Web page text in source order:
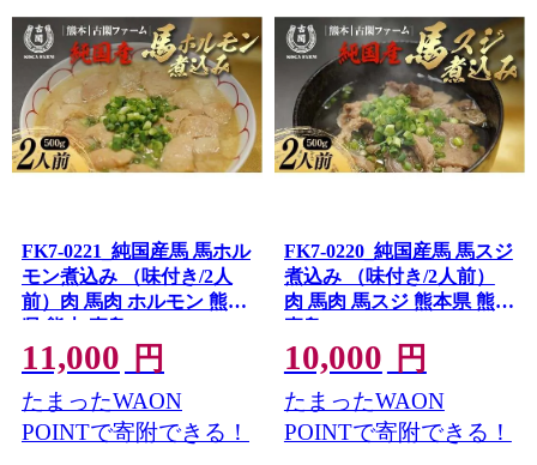
FK7-0221_純国産馬 馬ホル
モン煮込み （味付き/2人
前）肉 馬肉 ホルモン 熊本
県 熊本 嘉島
11,000 円
たまったWAON
POINTで寄附できる！
FK7-0220_純国産馬 馬スジ
煮込み （味付き/2人前）
肉 馬肉 馬スジ 熊本県 熊本
嘉島
10,000 円
たまったWAON
POINTで寄附できる！